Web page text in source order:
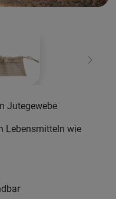
Weiter
Jutegewebe
Lebensmitteln wie